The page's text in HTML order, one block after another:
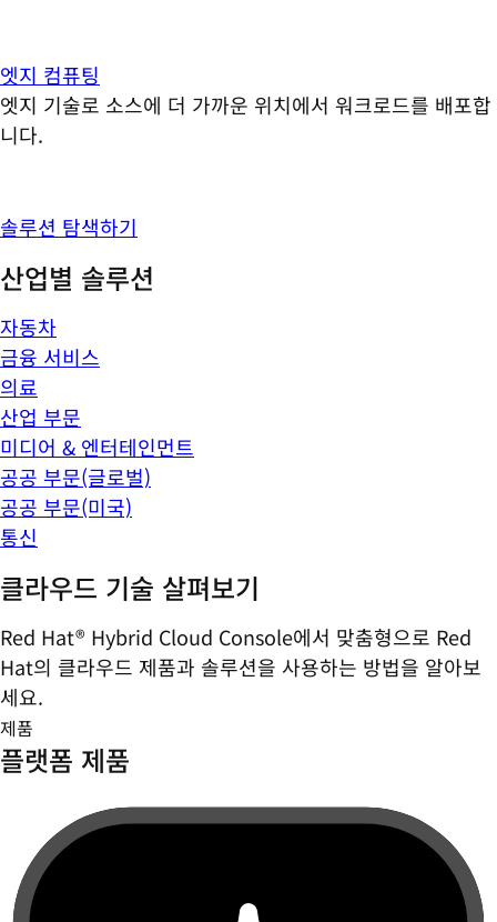
엣지 컴퓨팅
엣지 기술로 소스에 더 가까운 위치에서 워크로드를 배포합
니다.
솔루션 탐색하기
산업별 솔루션
자동차
금융 서비스
의료
산업 부문
미디어 & 엔터테인먼트
공공 부문(글로벌)
공공 부문(미국)
통신
클라우드 기술 살펴보기
Red Hat® Hybrid Cloud Console에서 맞춤형으로 Red
Hat의 클라우드 제품과 솔루션을 사용하는 방법을 알아보
세요.
제품
플랫폼 제품